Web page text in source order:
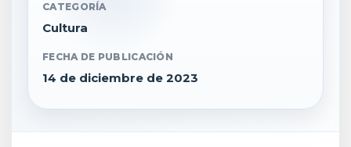
CATEGORÍA
Cultura
FECHA DE PUBLICACIÓN
14 de diciembre de 2023